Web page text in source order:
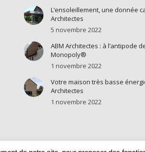
L’ensoleillement, une donnée
Architectes
5 novembre 2022
ABM Architectes : à l’antipode
Monopoly®
1 novembre 2022
Votre maison très basse
Architectes
1 novembre 2022